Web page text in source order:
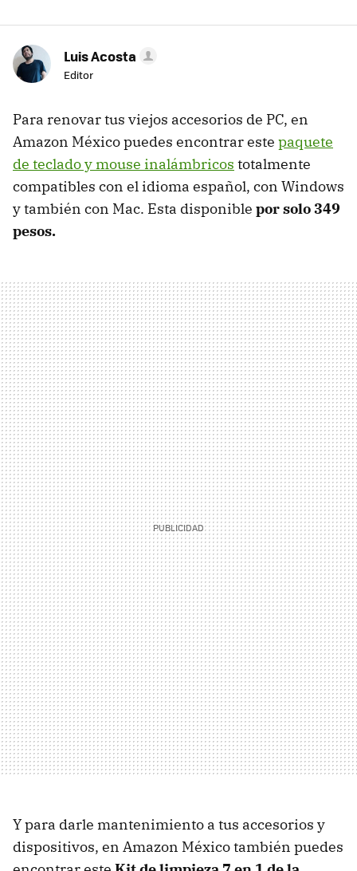
Luis Acosta
Editor
Para renovar tus viejos accesorios de PC, en
Amazon México puedes encontrar este paquete
de teclado y mouse inalámbricos totalmente
compatibles con el idioma español, con Windows
y también con Mac. Esta disponible por solo 349
pesos.
Y para darle mantenimiento a tus accesorios y
dispositivos, en Amazon México también puedes